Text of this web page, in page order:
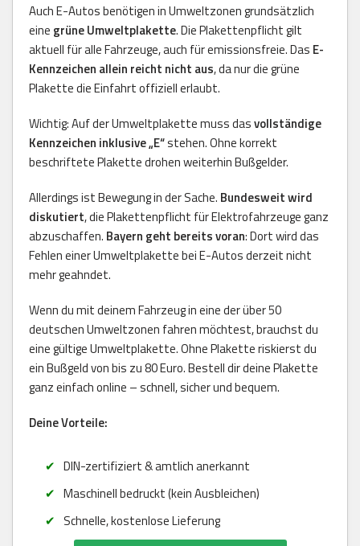
Auch E-Autos benötigen in Umweltzonen grundsätzlich
eine grüne Umweltplakette. Die Plakettenpflicht gilt
aktuell für alle Fahrzeuge, auch für emissionsfreie. Das E-
Kennzeichen allein reicht nicht aus, da nur die grüne
Plakette die Einfahrt offiziell erlaubt.
Wichtig: Auf der Umweltplakette muss dasvollständige
Kennzeichen inklusive „E“stehen. Ohne korrekt
beschriftete Plakette drohen weiterhin Bußgelder.
Allerdings ist Bewegung in der Sache. Bundesweit wird
diskutiert, die Plakettenpflicht für Elektrofahrzeuge ganz
abzuschaffen. Bayern geht bereits voran: Dort wird das
Fehlen einer Umweltplakette bei E-Autos derzeit nicht
mehr geahndet.
Wenn du mit deinem Fahrzeug in eine der über 50
deutschen Umweltzonen fahren möchtest, brauchst du
eine gültige Umweltplakette. Ohne Plakette riskierst du
ein Bußgeld von bis zu 80 Euro. Bestell dir deine Plakette
ganz einfach online – schnell, sicher und bequem.
Deine Vorteile:
DIN-zertifiziert & amtlich anerkannt
Maschinell bedruckt (kein Ausbleichen)
Schnelle, kostenlose Lieferung